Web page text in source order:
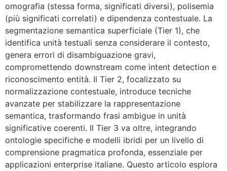
omografia (stessa forma, significati diversi), polisemia
(più significati correlati) e dipendenza contestuale. La
segmentazione semantica superficiale (Tier 1), che
identifica unità testuali senza considerare il contesto,
genera errori di disambiguazione gravi,
compromettendo downstream come intent detection e
riconoscimento entità. Il Tier 2, focalizzato su
normalizzazione contestuale, introduce tecniche
avanzate per stabilizzare la rappresentazione
semantica, trasformando frasi ambigue in unità
significative coerenti. Il Tier 3 va oltre, integrando
ontologie specifiche e modelli ibridi per un livello di
comprensione pragmatica profonda, essenziale per
applicazioni enterprise italiane. Questo articolo esplora